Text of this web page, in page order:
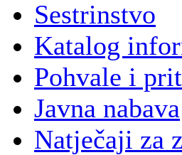
Sestrinstvo
Katalog
Pohvale i
Javna nabava
Natječaji za